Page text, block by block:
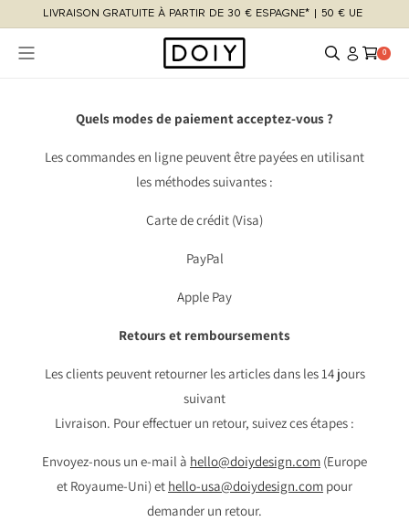
passer
contenu
LIVRAISON GRATUITE À PARTIR DE 30 € ESPAGNE* | 50 € UE
ConnexionPanier 0
0 article
Quels modes de paiement acceptez-vous ?
Les commandes en ligne peuvent être payées en utilisant
les méthodes suivantes :
Carte de crédit (Visa)
PayPal
Apple Pay
Retours et remboursements
Les clients peuvent retourner les articles dans les 14 jours
suivant
Livraison. Pour effectuer un retour, suivez ces étapes :
Envoyez-nous un e-mail à hello@doiydesign.com (Europe
et Royaume-Uni) et hello-usa@doiydesign.com pour
demander un retour.